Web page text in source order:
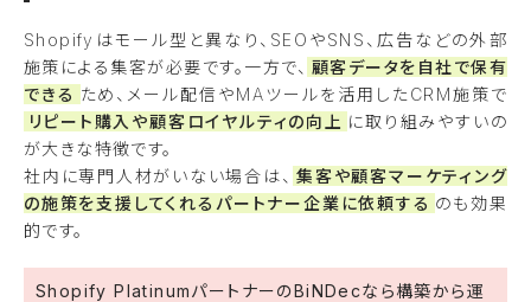
Shopifyはモール型と異なり、SEOやSNS、広告などの外部
施策による集客が必要です。一方で、 顧客データを自社で保有
できる ため、メール配信やMAツールを活用したCRM施策で
リピート購入や顧客ロイヤルティの向上 に取り組みやすいの
が大きな特徴です。
社内に専門人材がいない場合は、 集客や顧客マーケティング
の施策を支援してくれるパートナー企業に依頼する のも効果
的です。
Shopify PlatinumパートナーのBiNDecなら構築から運